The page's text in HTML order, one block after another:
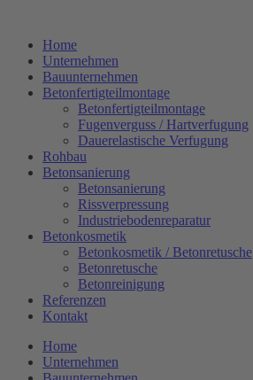
springenHome
Unternehmen
Bauunternehmen
Betonfertigteilmontage
Betonfertigteilmontage
Fugenverguss / Hartverfugung
Dauerelastische Verfugung
Rohbau
Betonsanierung
Betonsanierung
Rissverpressung
Industriebodenreparatur
Betonkosmetik
Betonkosmetik / Betonretusche
Betonretusche
Betonreinigung
Referenzen
Kontakt
Home
Unternehmen